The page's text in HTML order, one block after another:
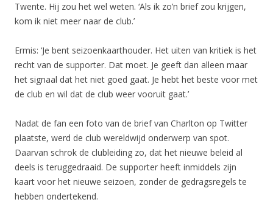
Twente. Hij zou het wel weten. ‘Als ik zo’n brief zou krijgen,
kom ik niet meer naar de club.’
Ermis: ‘Je bent seizoenkaarthouder. Het uiten van kritiek is het
recht van de supporter. Dat moet. Je geeft dan alleen maar
het signaal dat het niet goed gaat. Je hebt het beste voor met
de club en wil dat de club weer vooruit gaat.’
Nadat de fan een foto van de brief van Charlton op Twitter
plaatste, werd de club wereldwijd onderwerp van spot.
Daarvan schrok de clubleiding zo, dat het nieuwe beleid al
deels is teruggedraaid. De supporter heeft inmiddels zijn
kaart voor het nieuwe seizoen, zonder de gedragsregels te
hebben ondertekend.